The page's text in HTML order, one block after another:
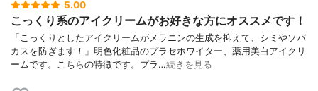
5.00
こっくり系のアイクリームがお好きな方にオススメです！
「こっくりとしたアイクリームがメラニンの生成を抑えて、シミやソバ
カスを防ぎます！」明色化粧品のプラセホワイター、薬用美白アイクリ
ームです。こちらの特徴です。プラ…続きを見る